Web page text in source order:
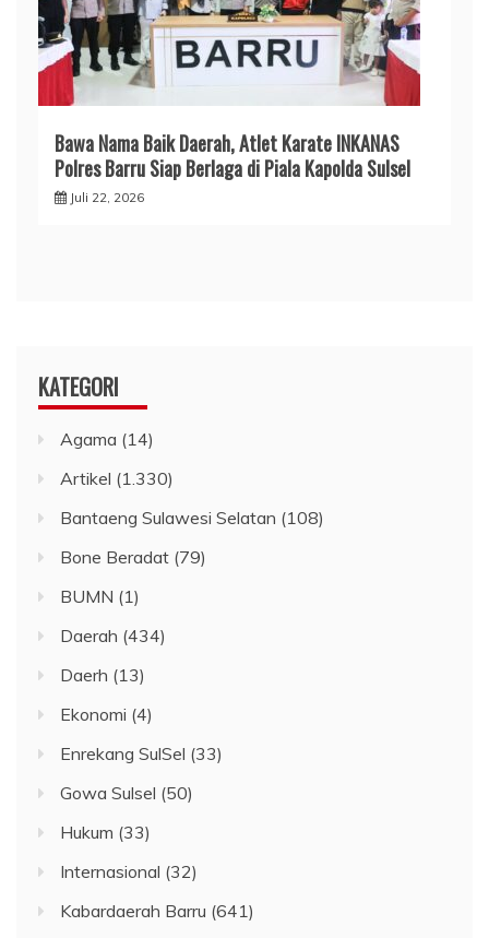
​Bawa Nama Baik Daerah, Atlet Karate INKANAS
Polres Barru Siap Berlaga di Piala Kapolda Sulsel
Juli 22, 2026
KATEGORI
Agama (14)
Artikel (1.330)
Bantaeng Sulawesi Selatan (108)
Bone Beradat (79)
BUMN (1)
Daerah (434)
Daerh (13)
Ekonomi (4)
Enrekang SulSel (33)
Gowa Sulsel (50)
Hukum (33)
Internasional (32)
Kabardaerah Barru (641)